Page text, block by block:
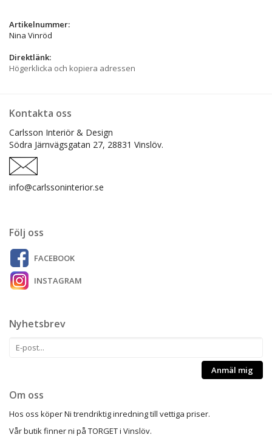
Artikelnummer:
Nina Vinröd
Direktlänk:
Högerklicka och kopiera adressen
Kontakta oss
Carlsson Interiör & Design
Södra Järnvägsgatan 27, 28831 Vinslöv.
info@carlssoninterior.se
Följ oss
FACEBOOK
INSTAGRAM
Nyhetsbrev
Anmäl mig
Om oss
Hos oss köper Ni trendriktig inredning till vettiga priser.
Vår butik finner ni på TORGET i Vinslöv.